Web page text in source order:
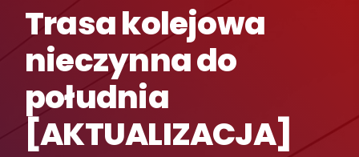
Trasa kolejowa
nieczynna do
południa
[AKTUALIZACJA]